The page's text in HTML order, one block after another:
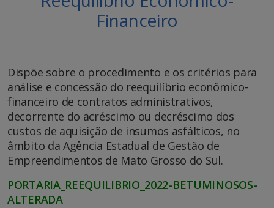
Financeiro
Dispõe sobre o procedimento e os critérios para
análise e concessão do reequilíbrio econômico-
financeiro de contratos administrativos,
decorrente do acréscimo ou decréscimo dos
custos de aquisição de insumos asfálticos, no
âmbito da Agência Estadual de Gestão de
Empreendimentos de Mato Grosso do Sul.
PORTARIA_REEQUILIBRIO_2022-BETUMINOSOS-
ALTERADA